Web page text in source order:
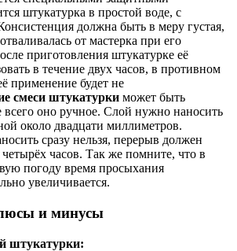
штукатурка в простой воде, с
должна быть в меру густая,
от мастерка при его
приготовления штукатурке её
в течение двух часов, в противном
применение будет не
смеси штукатурки может быть
оно ручное. Слой нужно наносить
около двадцати миллиметров.
сразу нельзя, перерыв должен
четырёх часов. Так же помните, что в
погоду время просыхания
увеличивается.
и минусы
штукатурки: